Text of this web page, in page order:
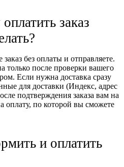
заказ
без оплаты и отправляете.
только после проверки вашего
Если нужна доставка сразу
для доставки (Индекс, адрес
подтверждения заказа вам на
оплату, по которой вы сможете
и оплатить